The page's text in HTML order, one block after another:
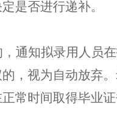
是否进行递补。
通知拟录用人员
，视为自动放弃
常时间取得毕业证